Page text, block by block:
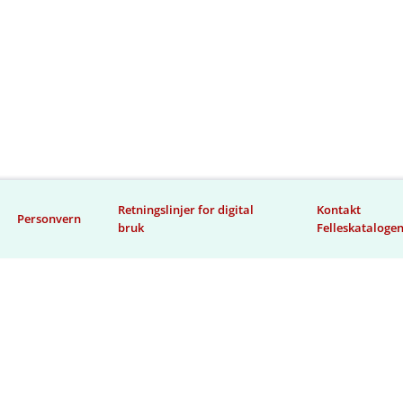
Personvern
Retningslinjer for digital
bruk
Kontakt
Felleskatalogen